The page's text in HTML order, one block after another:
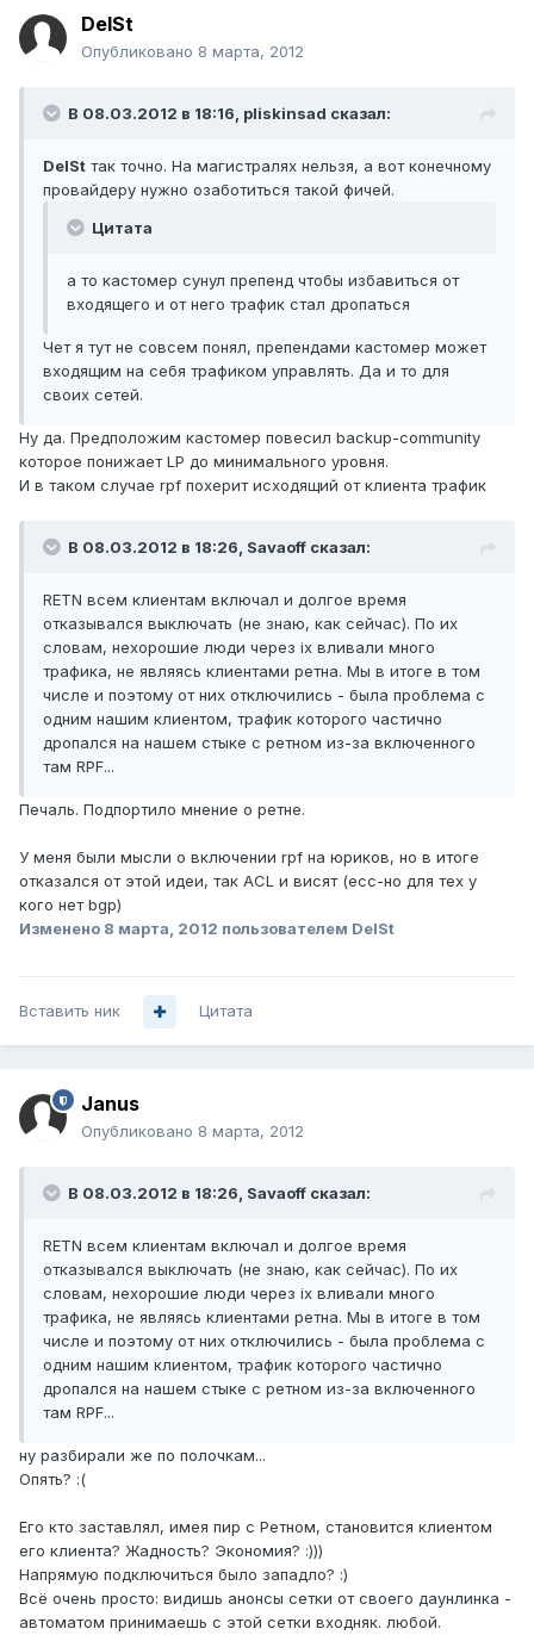
DelSt
Опубликовано 8 марта, 2012
В 08.03.2012 в 18:16, pliskinsad сказал:
DelSt так точно. На магистралях нельзя, а вот конечному
провайдеру нужно озаботиться такой фичей.
Цитата
а то кастомер сунул препенд чтобы избавиться от
входящего и от него трафик стал дропаться
Чет я тут не совсем понял, препендами кастомер может
входящим на себя трафиком управлять. Да и то для
своих сетей.
Ну да. Предположим кастомер повесил backup-community
которое понижает LP до минимального уровня.
И в таком случае rpf похерит исходящий от клиента трафик
В 08.03.2012 в 18:26, Savaoff сказал:
RETN всем клиентам включал и долгое время
отказывался выключать (не знаю, как сейчас). По их
словам, нехорошие люди через ix вливали много
трафика, не являясь клиентами ретна. Мы в итоге в том
числе и поэтому от них отключились - была проблема с
одним нашим клиентом, трафик которого частично
дропался на нашем стыке с ретном из-за включенного
там RPF...
Печаль. Подпортило мнение о ретне.
У меня были мысли о включении rpf на юриков, но в итоге
отказался от этой идеи, так ACL и висят (есс-но для тех у
кого нет bgp)
Изменено 8 марта, 2012 пользователем DelSt
Вставить ник Цитата
Janus
Опубликовано 8 марта, 2012
В 08.03.2012 в 18:26, Savaoff сказал:
RETN всем клиентам включал и долгое время
отказывался выключать (не знаю, как сейчас). По их
словам, нехорошие люди через ix вливали много
трафика, не являясь клиентами ретна. Мы в итоге в том
числе и поэтому от них отключились - была проблема с
одним нашим клиентом, трафик которого частично
дропался на нашем стыке с ретном из-за включенного
там RPF...
ну разбирали же по полочкам...
Опять? :(
Его кто заставлял, имея пир с Ретном, становится клиентом
его клиента? Жадность? Экономия? :)))
Напрямую подключиться было западло? :)
Всё очень просто: видишь анонсы сетки от своего даунлинка -
автоматом принимаешь с этой сетки входняк. любой.